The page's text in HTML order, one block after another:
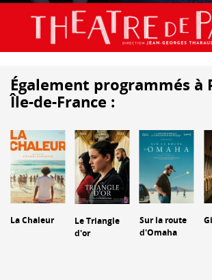
Également programmés à
Île-de-France :
La Chaleur
Le Triangle
d'or
Sur la route
d'Omaha